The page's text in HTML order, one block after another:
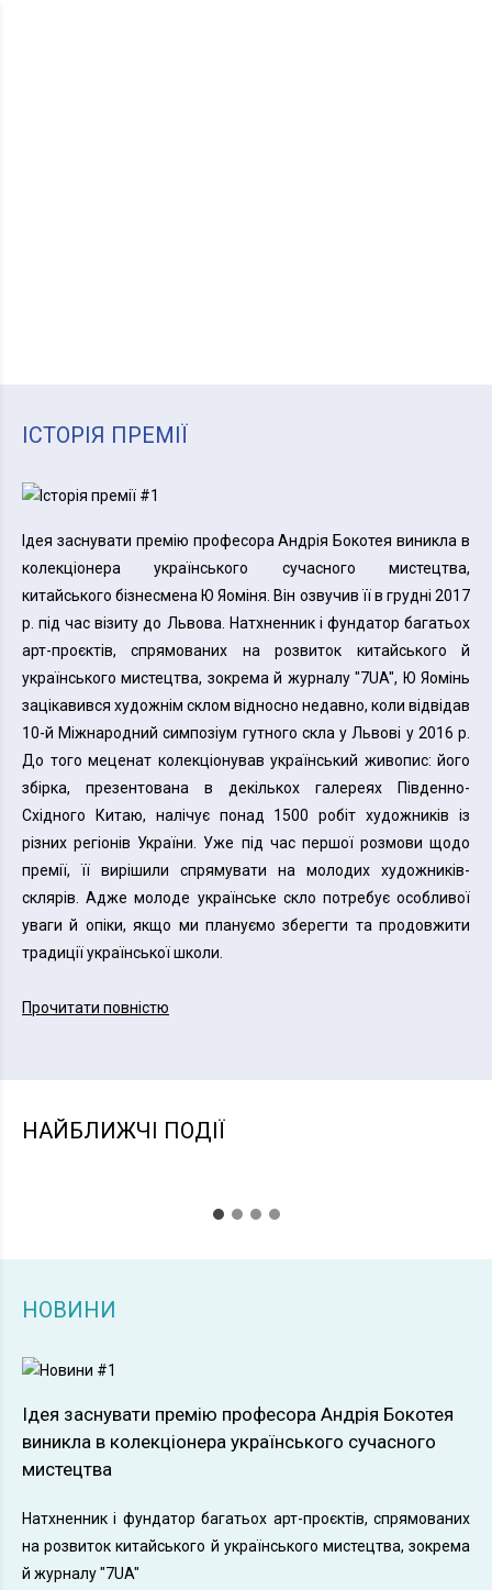
ІСТОРІЯ ПРЕМІЇ
Ідея заснувати премію професора Андрія Бокотея виникла в
колекціонера українського сучасного мистецтва,
китайського бізнесмена Ю Яоміня. Він озвучив її в грудні 2017
р. під час візиту до Львова. Натхненник і фундатор багатьох
арт-проєктів, спрямованих на розвиток китайського й
українського мистецтва, зокрема й журналу "7UA", Ю Яомінь
зацікавився художнім склом відносно недавно, коли відвідав
10-й Міжнародний симпозіум гутного скла у Львові у 2016 р.
До того меценат колекціонував український живопис: його
збірка, презентована в декількох галереях Південно-
Східного Китаю, налічує понад 1500 робіт художників із
різних регіонів України. Уже під час першої розмови щодо
премії, її вирішили спрямувати на молодих художників-
склярів. Адже молоде українське скло потребує особливої
уваги й опіки, якщо ми плануємо зберегти та продовжити
традиції української школи.
Прочитати повністю
НАЙБЛИЖЧІ ПОДІЇ
НОВИНИ
Ідея заснувати премію професора Андрія Бокотея
виникла в колекціонера українського сучасного
мистецтва
Натхненник і фундатор багатьох арт-проєктів, спрямованих
на розвиток китайського й українського мистецтва, зокрема
й журналу "7UA"